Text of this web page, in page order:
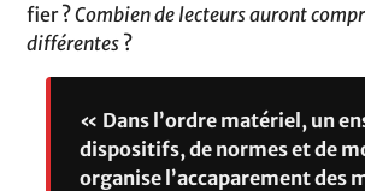
fier ?Combien de lecteurs auront
différentes ?
« Dans l’ordre matériel, un
dispositifs, de normes et de
organise l’accaparement des